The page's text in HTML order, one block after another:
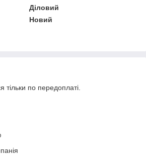
Діловий
Новий
тільки по передоплаті.